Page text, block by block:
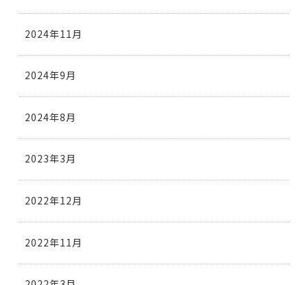
2024年11月
2024年9月
2024年8月
2023年3月
2022年12月
2022年11月